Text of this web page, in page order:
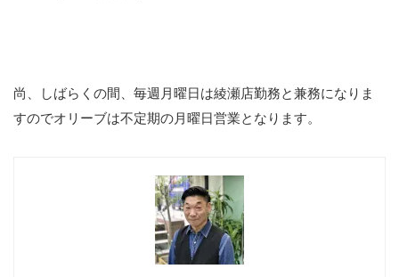
尚、しばらくの間、毎週月曜日は綾瀬店勤務と兼務になりま
すのでオリーブは不定期の月曜日営業となります。